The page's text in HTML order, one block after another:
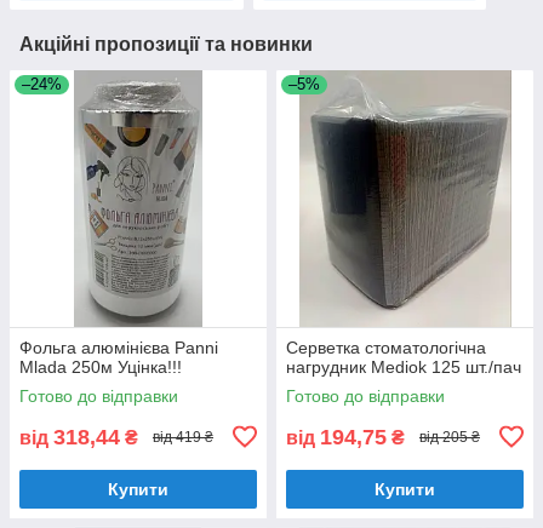
Акційні пропозиції та новинки
–24%
Фольга алюмінієва Panni
Mlada 250м Уцінка!!!
Готово до відправки
від 318,44 ₴ від 419 ₴
Купити
–5%
Серветка стоматологічна
нагрудник Mediok 125 шт./пач
Готово до відправки
від 194,75 ₴ від 205 ₴
Купити